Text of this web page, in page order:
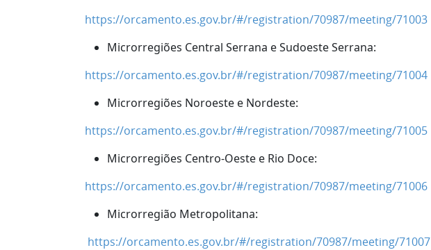
https://orcamento.es.gov.br/#/registration/70987/meeting/71003
Microrregiões Central Serrana e Sudoeste Serrana:
https://orcamento.es.gov.br/#/registration/70987/meeting/71004
Microrregiões Noroeste e Nordeste:
https://orcamento.es.gov.br/#/registration/70987/meeting/71005
Microrregiões Centro-Oeste e Rio Doce:
https://orcamento.es.gov.br/#/registration/70987/meeting/71006
Microrregião Metropolitana:
https://orcamento.es.gov.br/#/registration/70987/meeting/71007